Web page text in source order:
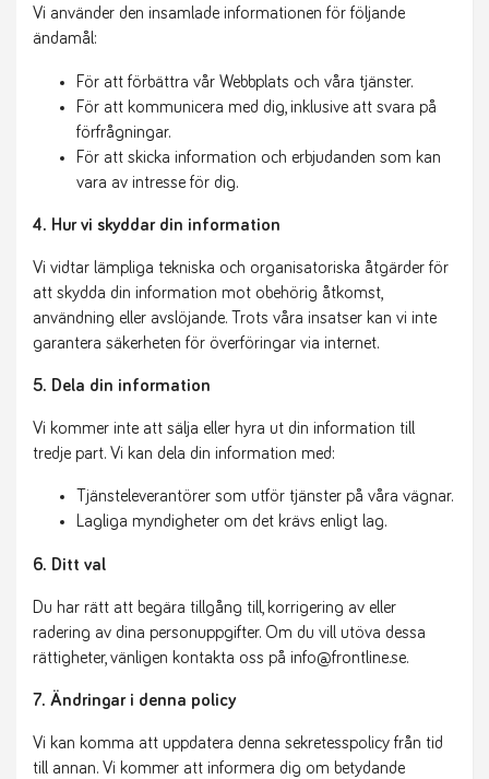
Vi använder den insamlade informationen för följande
ändamål:
För att förbättra vår Webbplats och våra tjänster.
För att kommunicera med dig, inklusive att svara på
förfrågningar.
För att skicka information och erbjudanden som kan
vara av intresse för dig.
4. Hur vi skyddar din information
Vi vidtar lämpliga tekniska och organisatoriska åtgärder för
att skydda din information mot obehörig åtkomst,
användning eller avslöjande. Trots våra insatser kan vi inte
garantera säkerheten för överföringar via internet.
5. Dela din information
Vi kommer inte att sälja eller hyra ut din information till
tredje part. Vi kan dela din information med:
Tjänsteleverantörer som utför tjänster på våra vägnar.
Lagliga myndigheter om det krävs enligt lag.
6. Ditt val
Du har rätt att begära tillgång till, korrigering av eller
radering av dina personuppgifter. Om du vill utöva dessa
rättigheter, vänligen kontakta oss på info@frontline.se.
7. Ändringar i denna policy
Vi kan komma att uppdatera denna sekretesspolicy från tid
till annan. Vi kommer att informera dig om betydande